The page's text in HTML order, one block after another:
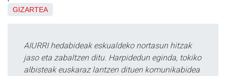
GIZARTEA
AIURRI hedabideak eskualdeko nortasun hitzak
jaso eta zabaltzen ditu. Harpidedun eginda, tokiko
albisteak euskaraz lantzen dituen komunikabidea